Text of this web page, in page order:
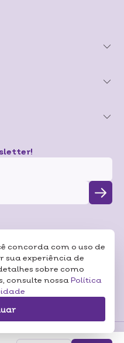
concorda com o uso de
sua experiência de
sobre como
consulte nossa Política